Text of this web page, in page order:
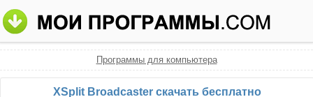
Программы для компьютера
XSplit Broadcaster скачать бесплатно